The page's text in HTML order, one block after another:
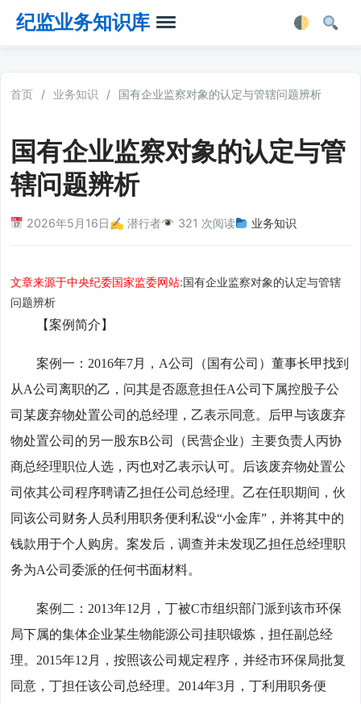
纪监业务知识库
法律法规
首页 / 业务知识 / 国有企业监察对象的认定与管辖问题辨析
国有企业监察对象的认定与管
辖问题辨析
2026年5月16日✍️ 潜行者 321 次阅读 业务知识
文章来源于中央纪委国家监委网站:国有企业监察对象的认定与管辖
问题辨析
【案例简介】
案例一：2016年7月，A公司（国有公司）董事长甲找到
从A公司离职的乙，问其是否愿意担任A公司下属控股子公
司某废弃物处置公司的总经理，乙表示同意。后甲与该废弃
物处置公司的另一股东B公司（民营企业）主要负责人丙协
商总经理职位人选，丙也对乙表示认可。后该废弃物处置公
司依其公司程序聘请乙担任公司总经理。乙在任职期间，伙
同该公司财务人员利用职务便利私设“小金库”，并将其中的
钱款用于个人购房。案发后，调查并未发现乙担任总经理职
务为A公司委派的任何书面材料。
案例二：2013年12月，丁被C市组织部门派到该市环保
局下属的集体企业某生物能源公司挂职锻炼，担任副总经
理。2015年12月，按照该公司规定程序，并经市环保局批复
同意，丁担任该公司总经理。2014年3月，丁利用职务便